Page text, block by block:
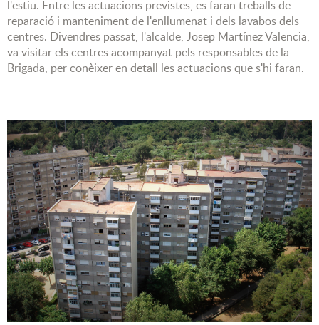
l'estiu. Entre les actuacions previstes, es faran treballs de
reparació i manteniment de l'enllumenat i dels lavabos dels
centres. Divendres passat, l'alcalde, Josep Martínez Valencia,
va visitar els centres acompanyat pels responsables de la
Brigada, per conèixer en detall les actuacions que s'hi faran.